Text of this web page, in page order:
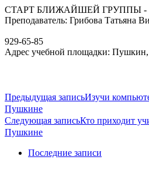
СТАРТ БЛИЖАЙШЕЙ ГРУППЫ - 2
Преподаватель: Грибова Татьяна
929-65-85
Адрес учебной площадки:
Предыдущая записьИзучи
Пушкине
Следующая записьКто приходит
Пушкине
Последние записи